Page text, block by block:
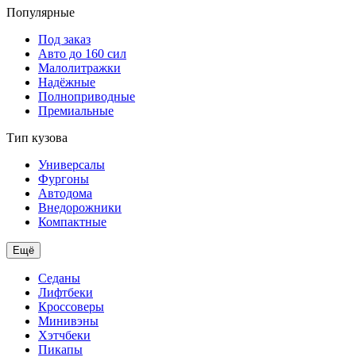
Популярные
Под заказ
Авто до 160 сил
Малолитражки
Надёжные
Полноприводные
Премиальные
Тип кузова
Универсалы
Фургоны
Автодома
Внедорожники
Компактные
Ещё
Седаны
Лифтбеки
Кроссоверы
Минивэны
Хэтчбеки
Пикапы